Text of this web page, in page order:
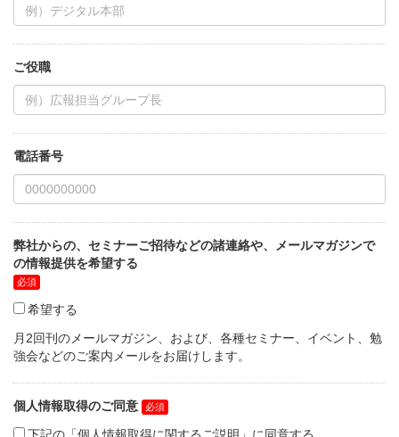
ご役職
電話番号
弊社からの、セミナーご招待などの諸連絡や、メールマガジンで
の情報提供を希望する
希望する
月2回刊のメールマガジン、および、各種セミナー、イベント、勉
強会などのご案内メールをお届けします。
個人情報取得のご同意